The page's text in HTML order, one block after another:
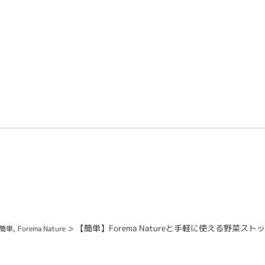
単, Forema Nature> 【簡単】Forema Natureと手軽に使える野菜スト